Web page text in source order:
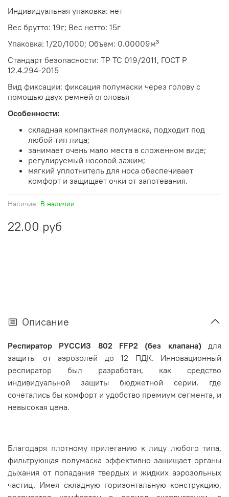
Наличие: В наличии
22.00 руб
Индивидуальная упаковка: нет
Вес брутто: 19г; Вес нетто: 15г
Упаковка: 1/20/1000; Объем: 0.00009м³
Стандарт безопасности: ТР ТС 019/2011, ГОСТ Р
12.4.294-2015
Вид фиксации: фиксация полумаски через голову с
помощью двух ремней оголовья
Особенности:
складная компактная полумаска, подходит под
любой тип лица;
занимает очень мало места в сложенном виде;
регулируемый носовой зажим;
мягкий уплотнитель для носа обеспечивает
комфорт и защищает очки от запотевания.
Описание
Респиратор РУССИЗ 802 FFP2 (без клапана)для
защиты от аэрозолей до 12 ПДК. Инновационный
респиратор был разработан, как средство
индивидуальной защиты бюджетной серии, где
сочетались бы комфорт и удобство премиум сегмента, и
невысокая цена.
Благодаря плотному прилеганию к лицу любого типа,
фильтрующая полумаска эффективно защищает органы
дыхания от попадания твердых и жидких аэрозольных
частиц. Имея складную горизонтальную конструкцию,